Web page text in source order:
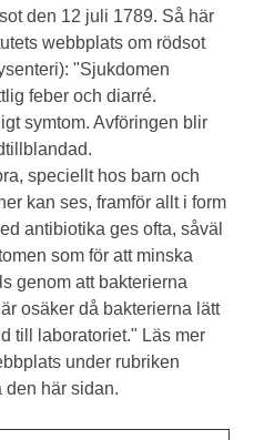
den 12 juli 1789. Så här
webbplats om rödsot
"Sjukdomen
feber och diarré.
symtom. Avföringen blir
speciellt hos barn och
kan ses, framför allt i form
antibiotika ges ofta, såväl
som för att minska
genom att bakterierna
osäker då bakterierna lätt
till laboratoriet." Läs mer
under rubriken
den här sidan.